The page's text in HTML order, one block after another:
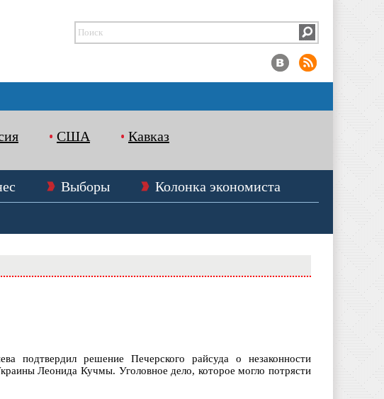
США Кавказ
Выборы
Колонка экономиста
подтвердил решение Печерского райсуда о незаконности
Леонида Кучмы. Уголовное дело, которое могло потрясти